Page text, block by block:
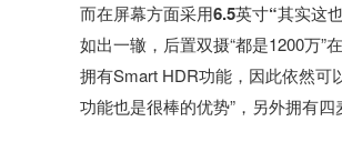
而在屏幕方面采用6.5英寸“其实这
如出一辙，后置双摄“都是1200万
拥有Smart HDR功能，因此依然可
功能也是很棒的优势”，另外拥有